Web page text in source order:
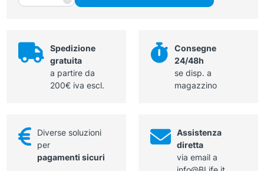
per
barattolo
da
Spedizione
gratuita
a partire da
200€ iva escl.
Consegne
24/48h
se disp. a
magazzino
Diverse soluzioni
per
pagamenti sicuri
Assistenza
diretta
via email a